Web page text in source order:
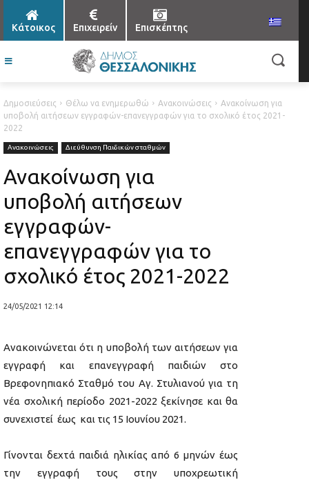
Κάτοικος Επιχειρείν Επισκέπτης
Δημοσιεύσεις Θέλω να ενημερωθώ Ανακοινώσεις
Ανακοίνωση για
υποβολή αιτήσεων εγγραφών-επανεγγραφών για το σχολικό έτος 2021-
2022
Ανακοινώσεις Διεύθυνση Παιδικών σταθμών
Ανακοίνωση για
υποβολή αιτήσεων
εγγραφών-
επανεγγραφών για το
σχολικό έτος 2021-2022
24/05/2021 12:14
Ανακοινώνεται ότι η υποβολή των αιτήσεων για
εγγραφή και επανεγγραφή παιδιών στο
Βρεφονηπιακό Σταθμό του Αγ. Στυλιανού για τη
νέα σχολική περίοδο 2021-2022 ξεκίνησε και θα
συνεχιστεί έως και τις 15 Ιουνίου 2021.
Γίνονται δεχτά παιδιά ηλικίας από 6 μηνών έως
την εγγραφή τους στην υποχρεωτική